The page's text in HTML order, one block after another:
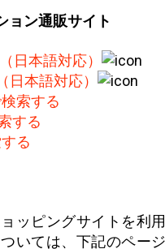
ョン通販サイト
日本語対応）
日本語対応）
索する
する
る
ッピングサイトを利用
いては、下記のペー